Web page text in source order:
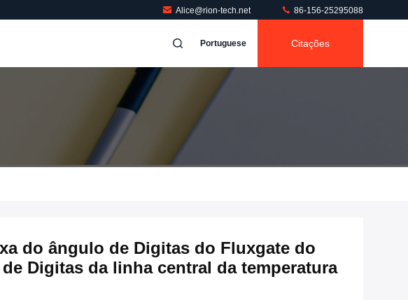
Alice@rion-tech.net 86-156-25295088
Portuguese Citações
do ângulo de Digitas do Fluxgate do
Digitas da linha central da temperatura